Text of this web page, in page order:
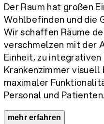
Der Raum hat großen
Wohlbefinden und die
Wir schaffen Räume
verschmelzen mit der
Einheit, zu
Krankenzimmer visuell
maximaler
Personal und Patienten.
mehr erfahren